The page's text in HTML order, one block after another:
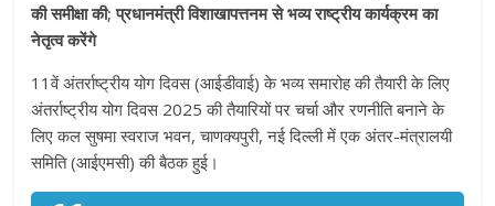
की समीक्षा की; प्रधानमंत्री विशाखापत्तनम से भव्य राष्ट्रीय कार्यक्रम का
नेतृत्व करेंगे
11वें अंतर्राष्ट्रीय योग दिवस (आईडीवाई) के भव्य समारोह की तैयारी के लिए
अंतर्राष्ट्रीय योग दिवस 2025 की तैयारियों पर चर्चा और रणनीति बनाने के
लिए कल सुषमा स्वराज भवन, चाणक्यपुरी, नई दिल्ली में एक अंतर-मंत्रालयी
समिति (आईएमसी) की बैठक हुई।